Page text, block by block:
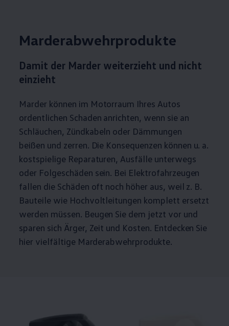
Marderabwehrprodukte
Damit der Marder weiterzieht und nicht
einzieht
Marder können im Motorraum Ihres Autos
ordentlichen Schaden anrichten, wenn sie an
Schläuchen, Zündkabeln oder Dämmungen
beißen und zerren. Die Konsequenzen können u. a.
kostspielige Reparaturen, Ausfälle unterwegs
oder Folgeschäden sein. Bei Elektrofahrzeugen
fallen die Schäden oft noch höher aus, weil z. B.
Bauteile wie Hochvoltleitungen komplett ersetzt
werden müssen. Beugen Sie dem jetzt vor und
sparen sich Ärger, Zeit und Kosten. Entdecken Sie
hier vielfältige Marderabwehrprodukte.